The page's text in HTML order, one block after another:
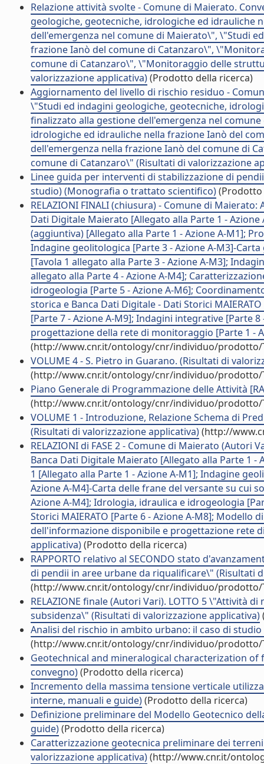
Relazione attività svolte - Comune di Maierato.
geologiche, geotecniche, idrologiche ed
dell'emergenza nel comune di Maierato\", \"Studi
frazione Ianò del comune di Catanzaro\",
comune di Catanzaro\", \"Monitoraggio delle
valorizzazione applicativa)(Prodotto della ricerca)
Aggiornamento del livello di rischio residuo -
\"Studi ed indagini geologiche, geotecniche,
finalizzato alla gestione dell'emergenza nel
idrologiche ed idrauliche nella frazione Ianò del
dell'emergenza nella frazione Ianò del comune di
comune di Catanzaro\" (Risultati di valorizzazione
Linee guida per interventi di stabilizzazione di
studio) (Monografia o trattato scientifico)(Prodotto
RELAZIONI FINALI (chiusura) - Comune di
Dati Digitale Maierato [Allegato alla Parte 1 -
(aggiuntiva) [Allegato alla Parte 1 - Azione A-M1];
Indagine geolitologica [Parte 3 - Azione A-M3]-
[Tavola 1 allegato alla Parte 3 - Azione A-M3];
allegato alla Parte 4 - Azione A-M4];
idrogeologia [Parte 5 - Azione A-M6];
storica e Banca Dati Digitale - Dati Storici
[Parte 7 - Azione A-M9]; Indagini integrative [Parte
progettazione della rete di monitoraggio [Parte 1 -
(http://www.cnr.it/ontology/cnr/individuo/prodotto/
VOLUME 4 - S. Pietro in Guarano. (Risultati di
(http://www.cnr.it/ontology/cnr/individuo/prodotto/
Piano Generale di Programmazione delle Attività
(http://www.cnr.it/ontology/cnr/individuo/prodotto/
VOLUME 1 - Introduzione, Relazione Schema di
(Risultati di valorizzazione applicativa)(http://
RELAZIONI di FASE 2 - Comune di Maierato
Banca Dati Digitale Maierato [Allegato alla Parte 1
1 [Allegato alla Parte 1 - Azione A-M1]; Indagine
Azione A-M4]-Carta delle frane del versante su cui
Azione A-M4]; Idrologia, idraulica e idrogeologia
Storici MAIERATO [Parte 6 - Azione A-M8]; Modello
dell'informazione disponibile e progettazione rete
applicativa)(Prodotto della ricerca)
RAPPORTO relativo al SECONDO stato
di pendii in aree urbane da riqualificare\" (Risultati
(http://www.cnr.it/ontology/cnr/individuo/prodotto/
RELAZIONE finale (Autori Vari). LOTTO 5 \"Attività
subsidenza\" (Risultati di valorizzazione applicativa)
Analisi del rischio in ambito urbano: il caso di
(http://www.cnr.it/ontology/cnr/individuo/prodotto/
Geotechnical and mineralogical characterization
convegno)(Prodotto della ricerca)
Incremento della massima tensione verticale
interne, manuali e guide)(Prodotto della ricerca)
Definizione preliminare del Modello Geotecnico
guide)(Prodotto della ricerca)
Caratterizzazione geotecnica preliminare dei
valorizzazione applicativa)(http://www.cnr.it/